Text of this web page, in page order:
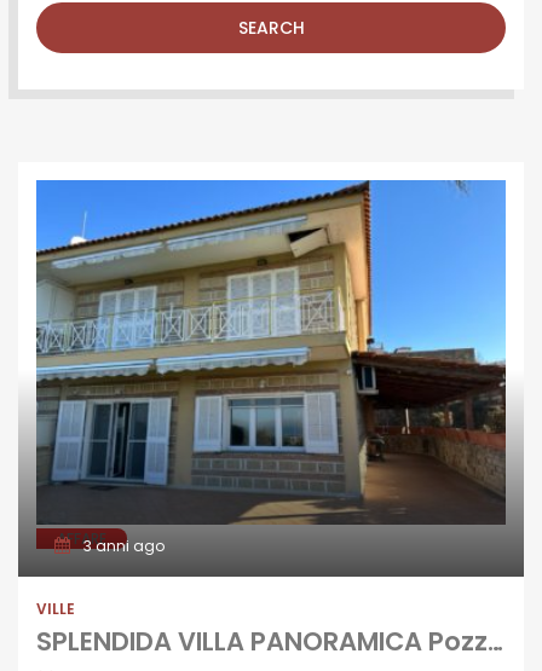
SEARCH
AFFARE3 anni ago
VILLE
SPLENDIDA VILLA PANORAMICA Pozzuoli-Parco Costa del Sole